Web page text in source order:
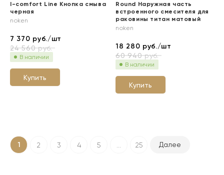
I-comfort Line Кнопка смыва
черная
noken
7 370 руб./шт
24 560руб.
В наличии
Купить
Round Наружная часть
встроенного смесителя для
раковины титан матовый
noken
18 280 руб./шт
60 940руб.
В наличии
Купить
1 2 3 4 5 25 Далее